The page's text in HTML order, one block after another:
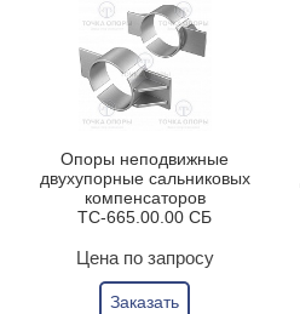
Опоры неподвижные
двухупорные сальниковых
компенсаторов
ТС-665.00.00 СБ
Цена по запросу
Заказать